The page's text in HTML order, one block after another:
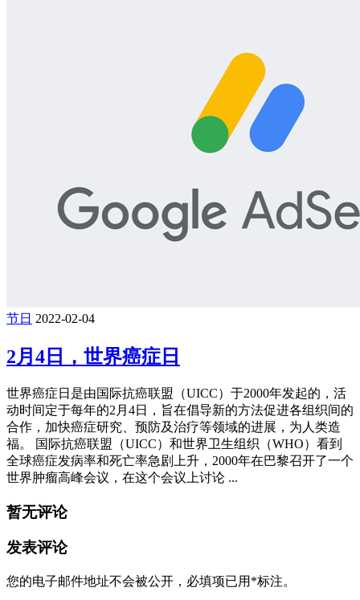
节日 2022-02-04
2月4日，世界癌症日
世界癌症日是由国际抗癌联盟（UICC）于2000年发起的，活
动时间定于每年的2月4日，旨在倡导新的方法促进各组织间的
合作，加快癌症研究、预防及治疗等领域的进展，为人类造
福。 国际抗癌联盟（UICC）和世界卫生组织（WHO）看到
全球癌症发病率和死亡率急剧上升，2000年在巴黎召开了一个
世界肿瘤高峰会议，在这个会议上讨论 ...
暂无评论
发表评论
您的电子邮件地址不会被公开， 必填项已用 *标注。